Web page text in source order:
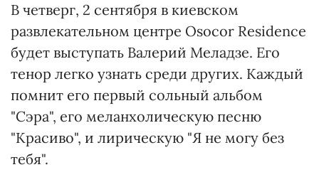
В четверг, 2 сентября в киевском
развлекательном центре Osocor Residence
будет выступать Валерий Меладзе. Его
тенор легко узнать среди других. Каждый
помнит его первый сольный альбом
"Сэра", его меланхолическую песню
"Красиво", и лирическую "Я не могу без
тебя".